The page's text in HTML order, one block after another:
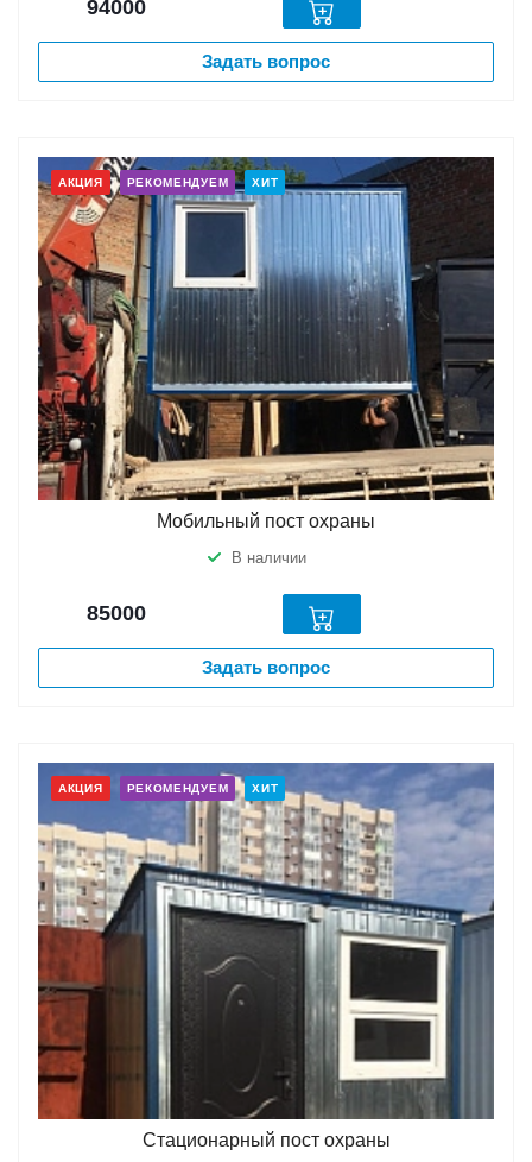
94000
Задать вопрос
АКЦИЯ РЕКОМЕНДУЕМ ХИТ
Мобильный пост охраны
В наличии
85000
Задать вопрос
АКЦИЯ РЕКОМЕНДУЕМ ХИТ
Стационарный пост охраны